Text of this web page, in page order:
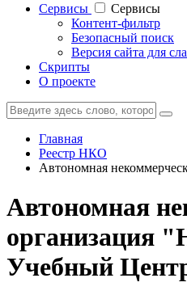
Cервисы
Cервисы
Контент-фильтр
Безопасный поиск
Версия сайта для
Скрипты
О проекте
Главная
Реестр НКО
Автономная
Автономная
организация
Учебный